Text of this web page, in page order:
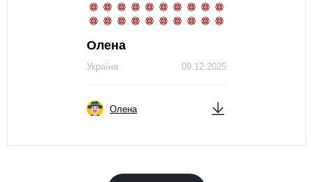
Олена
09.12.2025
Україна
Олена